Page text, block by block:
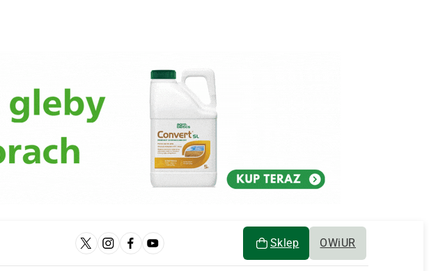
Sklep OWiUR